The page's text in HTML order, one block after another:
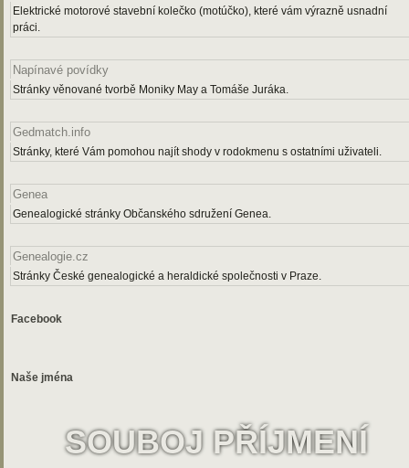
Elektrické motorové stavební kolečko (motúčko), které vám výrazně usnadní
práci.
Napínavé povídky
Stránky věnované tvorbě Moniky May a Tomáše Juráka.
Gedmatch.info
Stránky, které Vám pomohou najít shody v rodokmenu s ostatními uživateli.
Genea
Genealogické stránky Občanského sdružení Genea.
Genealogie.cz
Stránky České genealogické a heraldické společnosti v Praze.
Facebook
Naše jména
SOUBOJ PŘÍJMENÍ